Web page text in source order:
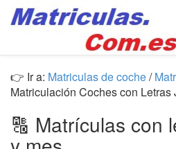
👉 Ir a: Matriculas de coche/
Matriculación Coches con Letras
🔠 Matrículas con